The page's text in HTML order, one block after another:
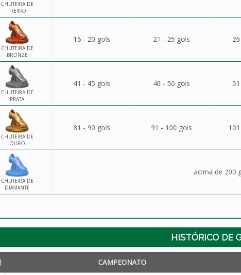
CHUTEIRA DE
TREINO
CHUTEIRA DE
BRONZE
16 - 20 gols 21 - 25 gols
CHUTEIRA DE
PRATA
41 - 45 gols 46 - 50 gols
CHUTEIRA DE
OURO
81 - 90 gols 91 - 100 gols
CHUTEIRA DE
DIAMANTE
acima de 200
HISTÓRICO DE
CAMPEONATO